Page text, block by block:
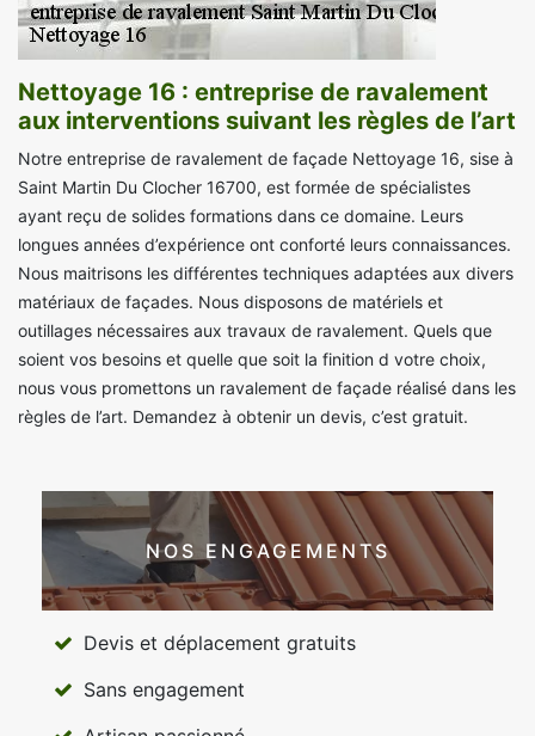
Nettoyage 16 : entreprise de ravalement
aux interventions suivant les règles de l’art
Notre entreprise de ravalement de façade Nettoyage 16, sise à
Saint Martin Du Clocher 16700, est formée de spécialistes
ayant reçu de solides formations dans ce domaine. Leurs
longues années d’expérience ont conforté leurs connaissances.
Nous maitrisons les différentes techniques adaptées aux divers
matériaux de façades. Nous disposons de matériels et
outillages nécessaires aux travaux de ravalement. Quels que
soient vos besoins et quelle que soit la finition d votre choix,
nous vous promettons un ravalement de façade réalisé dans les
règles de l’art. Demandez à obtenir un devis, c’est gratuit.
NOS ENGAGEMENTS
Devis et déplacement gratuits
Sans engagement